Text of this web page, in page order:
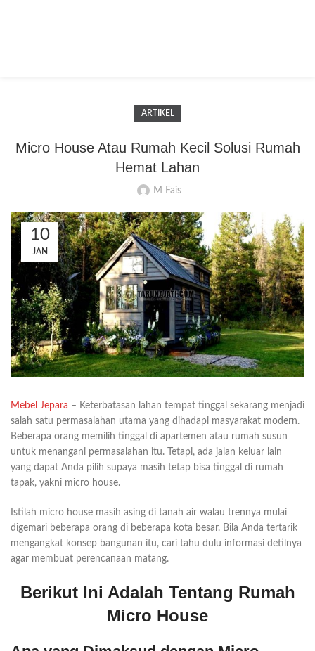
ARTIKEL
Micro House Atau Rumah Kecil Solusi Rumah
Hemat Lahan
M Fais
10
JAN
Mebel Jepara – Keterbatasan lahan tempat tinggal sekarang menjadi
salah satu permasalahan utama yang dihadapi masyarakat modern.
Beberapa orang memilih tinggal di apartemen atau rumah susun
untuk menangani permasalahan itu. Tetapi, ada jalan keluar lain
yang dapat Anda pilih supaya masih tetap bisa tinggal di rumah
tapak, yakni micro house.
Istilah micro house masih asing di tanah air walau trennya mulai
digemari beberapa orang di beberapa kota besar. Bila Anda tertarik
mengangkat konsep bangunan itu, cari tahu dulu informasi detilnya
agar membuat perencanaan matang.
Berikut Ini Adalah Tentang Rumah
Micro House